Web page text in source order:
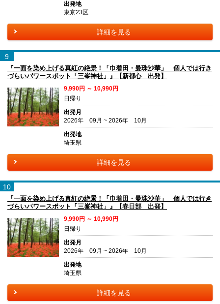
出発地
東京23区
詳細を見る
9
『一面を染め上げる真紅の絶景！「巾着田・曼珠沙華」 個人では行き
づらいパワースポット「三峯神社」』【新都心 出発】
9,990円 ～ 10,990円
日帰り
出発月
2026年 09月 ~ 2026年 10月
出発地
埼玉県
詳細を見る
10
『一面を染め上げる真紅の絶景！「巾着田・曼珠沙華」 個人では行き
づらいパワースポット「三峯神社」』【春日部 出発】
9,990円 ～ 10,990円
日帰り
出発月
2026年 09月 ~ 2026年 10月
出発地
埼玉県
詳細を見る